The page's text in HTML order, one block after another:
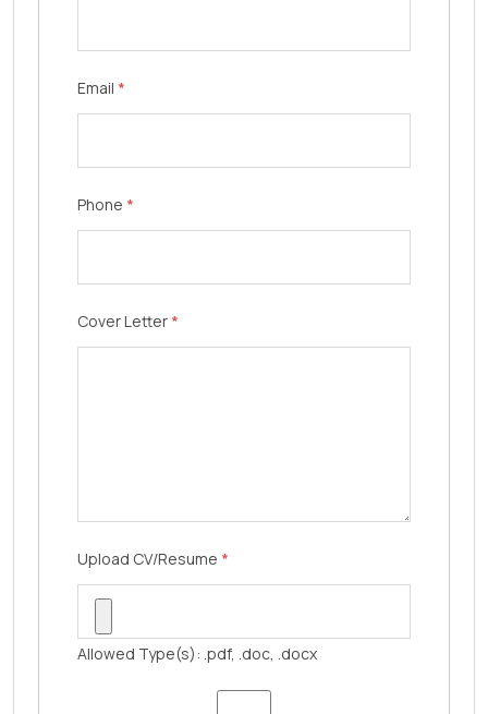
Email *
Phone *
Cover Letter *
Upload CV/Resume *
Allowed Type(s): .pdf, .doc, .docx